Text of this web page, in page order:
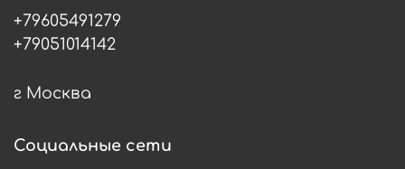
+79605491279
+79051014142
г Москва
Социальные сети